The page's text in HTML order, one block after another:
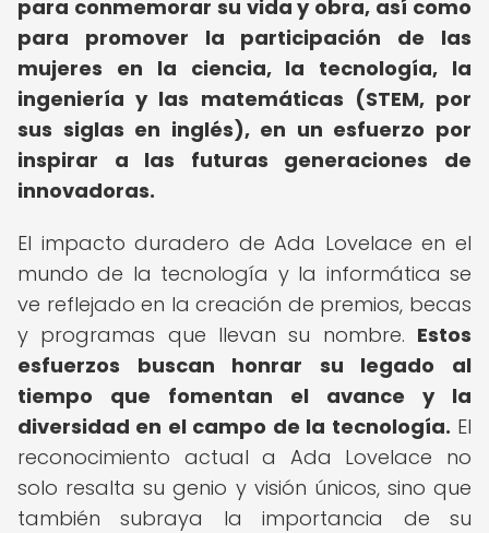
para conmemorar su vida y obra, así como
para promover la participación de las
mujeres en la ciencia, la tecnología, la
ingeniería y las matemáticas (STEM, por
sus siglas en inglés), en un esfuerzo por
inspirar a las futuras generaciones de
innovadoras.
El impacto duradero de Ada Lovelace en el
mundo de la tecnología y la informática se
ve reflejado en la creación de premios, becas
y programas que llevan su nombre. Estos
esfuerzos buscan honrar su legado al
tiempo que fomentan el avance y la
diversidad en el campo de la tecnología. El
reconocimiento actual a Ada Lovelace no
solo resalta su genio y visión únicos, sino que
también subraya la importancia de su